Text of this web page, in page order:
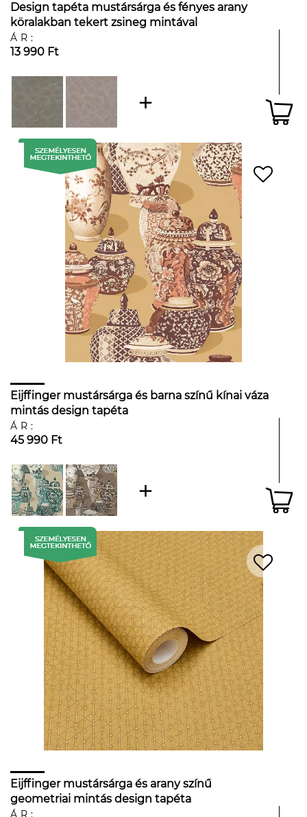
Design tapéta mustársárga és fényes arany
köralakban tekert zsineg mintával
ÁR:
13 990 Ft
Eijffinger mustársárga és barna színű kínai váza
mintás design tapéta
ÁR:
45 990 Ft
Eijffinger mustársárga és arany színű
geometriai mintás design tapéta
ÁR: